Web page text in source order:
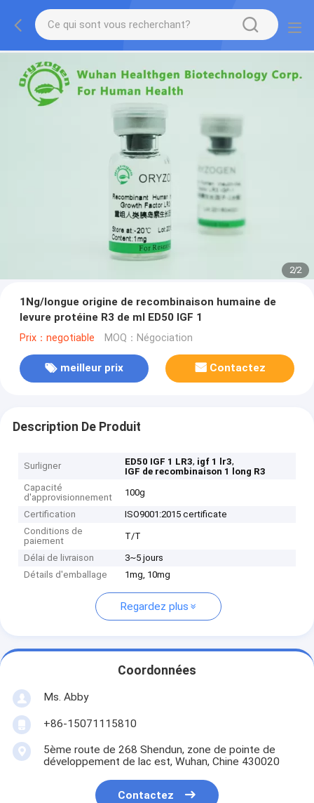
2/2
1Ng/longue origine de recombinaison humaine de
levure protéine R3 de ml ED50 IGF 1
Prix：negotiable MOQ：Négociation
meilleur prix Contactez
Description De Produit
Surligner ED50 IGF 1 LR3, igf 1 lr3,
IGF de recombinaison 1 long R3
Capacité
d'approvisionnement
100g
Certification
ISO9001:2015 certificate
Conditions de
paiement
T/T
Délai de livraison
3~5 jours
Détails d'emballage
1mg, 10mg
Regardez plus
Coordonnées
Ms. Abby
+86-15071115810
5ème route de 268 Shendun, zone de pointe de
développement de lac est, Wuhan, Chine 430020
Contactez